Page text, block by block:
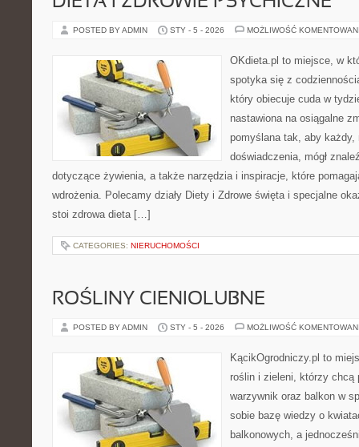
POSTED BY ADMIN STY - 5 - 2026 MOŻLIWOŚĆ
OKdieta.pl to miejsce, w
spotyka się z
który obiecuje cuda w
nastawiona na osiągalne
pomyślana tak, aby każdy,
doświadczenia, mógł
dotyczące żywienia, a także narzędzia i inspiracje, które
wdrożenia. Polecamy działy Diety i Zdrowe święta i specjalne
stoi zdrowa dieta […]
CATEGORIES: NIERUCHOMOŚCI
ROŚLINY CIENIOLUBNE
POSTED BY ADMIN STY - 5 - 2026 MOŻLIWOŚĆ
KącikOgrodniczy.pl to
roślin i zieleni, którzy chcą
warzywnik oraz balkon w
sobie bazę wiedzy o
balkonowych, a